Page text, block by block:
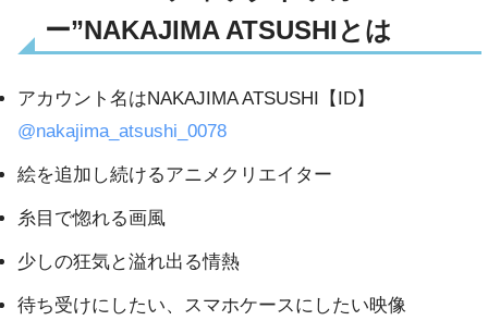
ー”NAKAJIMA ATSUSHIとは
アカウント名はNAKAJIMA ATSUSHI【ID】
@nakajima_atsushi_0078
絵を追加し続けるアニメクリエイター
糸目で惚れる画風
少しの狂気と溢れ出る情熱
待ち受けにしたい、スマホケースにしたい映像